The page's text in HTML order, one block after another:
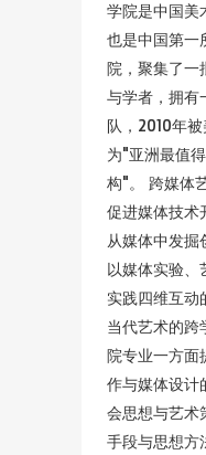
学院是中国美
也是中国第一
院，聚集了一
与学者，拥有
队，2010年
为"亚洲最值
构"。 跨媒体
促进媒体技术
从媒体中发掘
以媒体实验、
实践四维互动
当代艺术的跨
院专业一方面
作与媒体设计
会思想与艺术
手段与思想方